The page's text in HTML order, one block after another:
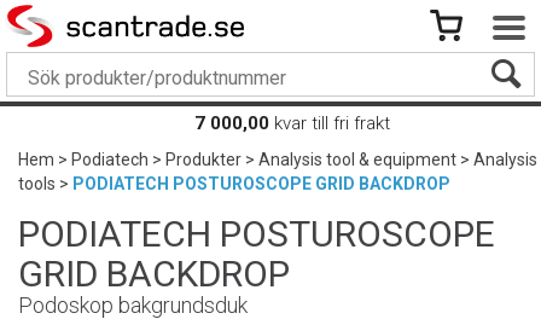
7 000,00 kvar till fri frakt
Hem>Podiatech>Produkter>Analysis tool & equipment>Analysis
tools> PODIATECH POSTUROSCOPE GRID BACKDROP
PODIATECH POSTUROSCOPE
GRID BACKDROP
Podoskop bakgrundsduk